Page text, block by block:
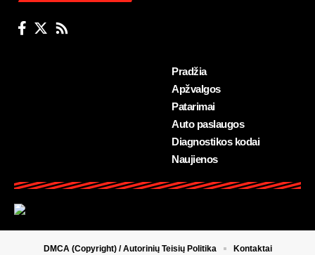
Pradžia
Apžvalgos
Patarimai
Auto paslaugos
Diagnostikos kodai
Naujienos
DMCA (Copyright) / Autorinių Teisių Politika
Kontaktai